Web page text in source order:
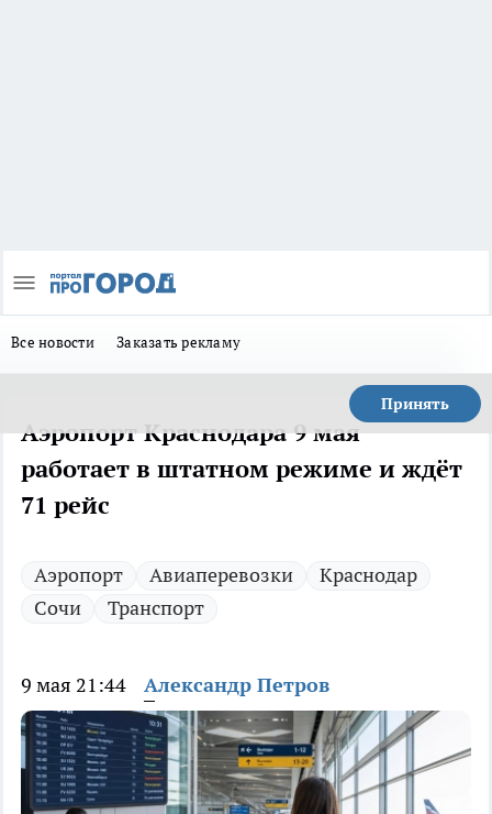
Все новости Заказать рекламу
Принять
Аэропорт Краснодара 9 мая
работает в штатном режиме и ждёт
71 рейс
Аэропорт Авиаперевозки
Краснодар
Сочи
Транспорт
9 мая 21:44 Александр Петров